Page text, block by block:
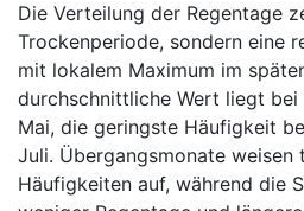
Die Verteilung der Regentage
Trockenperiode, sondern eine
mit lokalem Maximum im
durchschnittliche Wert liegt bei
Mai, die geringste Häufigkeit
Juli. Übergangsmonate weisen
Häufigkeiten auf, während die